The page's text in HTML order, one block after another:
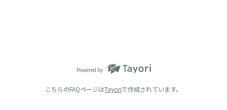
Powered by
こちらのFAQページはTayoriで作成されています。